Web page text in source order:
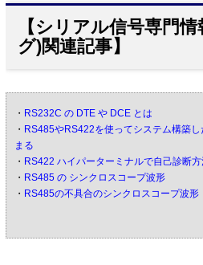
【シリアル信号専門
グ)関連記事】
・ RS232C の DTE や DCE とは
・ RS485やRS422を使ってシステム構築
まる
・ RS422 ハイパーターミナルで自己診断方
・ RS485 の シンクロスコープ波形
・ RS485の不具合のシンクロスコープ波形